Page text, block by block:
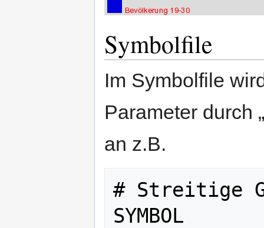
Symbolfile
Im Symbolfile
Parameter durch
an z.B.
# Streitige
SYMBOL